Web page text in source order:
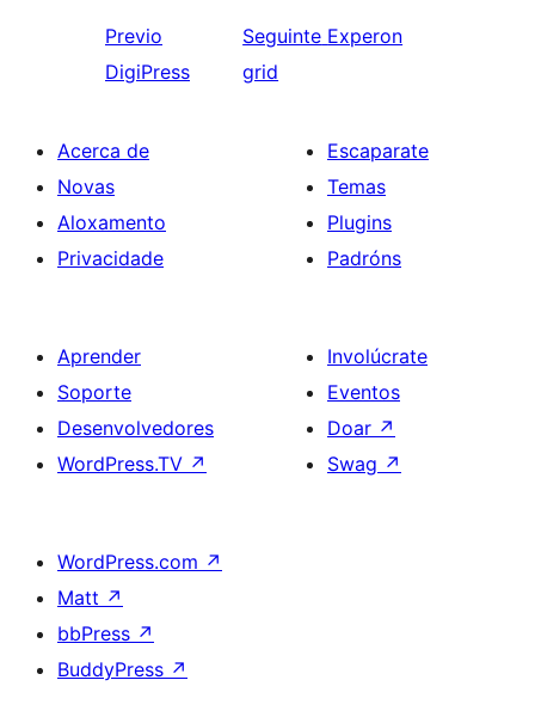
Previo
DigiPress
Seguinte Experon
grid
Acerca de
Novas
Aloxamento
Privacidade
Escaparate
Temas
Plugins
Padróns
Aprender
Soporte
Desenvolvedores
WordPress.TV ↗
Involúcrate
Eventos
Doar ↗
Swag ↗
WordPress.com ↗
Matt ↗
bbPress ↗
BuddyPress ↗